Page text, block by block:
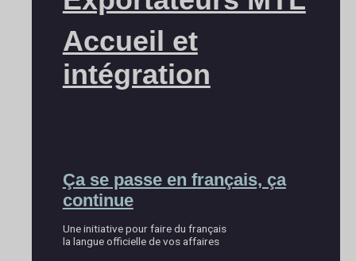
Accueil et
intégration
Ça se passe en français, ça
continue
Une initiative pour faire du français
la langue officielle de vos affaires